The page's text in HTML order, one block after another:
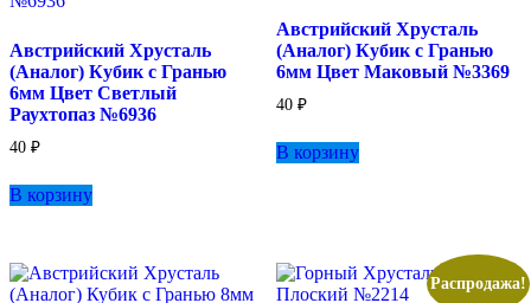
Австрийский Хрусталь
(Аналог) Кубик с Гранью
6мм Цвет Светлый
Раухтопаз №6936
40 ₽
В корзину
Австрийский Хрусталь
(Аналог) Кубик с Гранью
6мм Цвет Маковый №3369
40 ₽
В корзину
Распродажа!